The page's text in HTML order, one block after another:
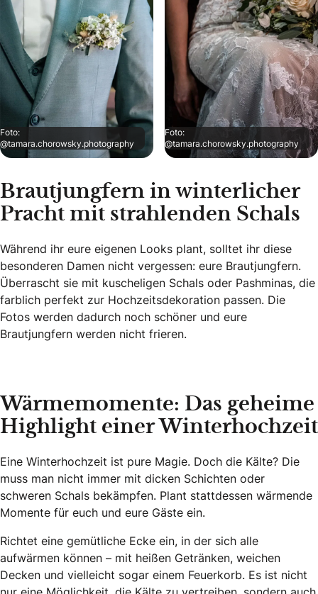
Foto:
@tamara.chorowsky.photography
Foto:
@tamara.chorowsky.photography
Brautjungfern in winterlicher
Pracht mit strahlenden Schals
Während ihr eure eigenen Looks plant, solltet ihr diese
besonderen Damen nicht vergessen: eure Brautjungfern.
Überrascht sie mit kuscheligen Schals oder Pashminas, die
farblich perfekt zur Hochzeitsdekoration passen. Die
Fotos werden dadurch noch schöner und eure
Brautjungfern werden nicht frieren.
Wärmemomente: Das geheime
Highlight einer Winterhochzeit
Eine Winterhochzeit ist pure Magie. Doch die Kälte? Die
muss man nicht immer mit dicken Schichten oder
schweren Schals bekämpfen. Plant stattdessen wärmende
Momente für euch und eure Gäste ein.
Richtet eine gemütliche Ecke ein, in der sich alle
aufwärmen können – mit heißen Getränken, weichen
Decken und vielleicht sogar einem Feuerkorb. Es ist nicht